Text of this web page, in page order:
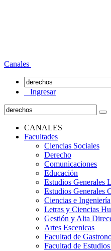
Canales
Ingresar
CANALES
Facultades
Ciencias Sociales
Derecho
Comunicaciones
Educación
Estudios Generales
Estudios Generales
Ciencias e Ingeniería
Letras y Ciencias
Gestión y Alta
Artes Escenicas
Facultad de
Facultad de